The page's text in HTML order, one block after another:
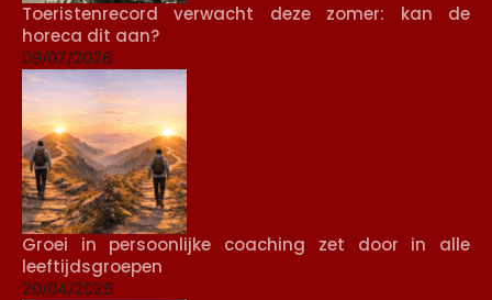
Toeristenrecord verwacht deze zomer: kan de
horeca dit aan?
09/07/2026
Groei in persoonlijke coaching zet door in alle
leeftijdsgroepen
20/04/2026